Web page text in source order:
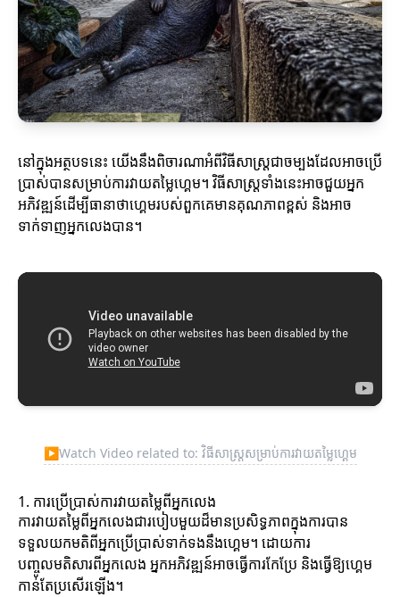
នៅក្នុងអត្ថបទនេះ យើងនឹងពិចារណាអំពីវិធីសាស្ត្រជាចម្បងដែលអាចប្រើ
ប្រាស់បានសម្រាប់ការវាយតម្លៃហ្គេម។ វិធីសាស្ត្រទាំងនេះអាចជួយអ្នក
អភិវឌ្ឍន៍ដើម្បីធានាថាហ្គេមរបស់ពួកគេមានគុណភាពខ្ពស់ និងអាច
ទាក់ទាញអ្នកលេងបាន។
▶Watch Video related to: វិធីសាស្ត្រសម្រាប់ការវាយតម្លៃហ្គេម
1. ការប្រើប្រាស់ការវាយតម្លៃពីអ្នកលេង
ការវាយតម្លៃពីអ្នកលេងជារបៀបមួយដ៏មានប្រសិទ្ធភាពក្នុងការបាន
ទទួលយកមតិពីអ្នកប្រើប្រាស់ទាក់ទងនឹងហ្គេម។ ដោយការ
បញ្ចូលមតិសារពីអ្នកលេង អ្នកអភិវឌ្ឍន៍អាចធ្វើការកែប្រែ និងធ្វើឱ្យហ្គេម
កាន់តែប្រសើរឡើង។